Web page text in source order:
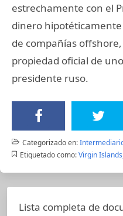
estrechamente con el
dinero
de compañías
propiedad oficial de
presidente ruso.
Categorizado en:
Etiquetado como: Virgin
Lista completa de